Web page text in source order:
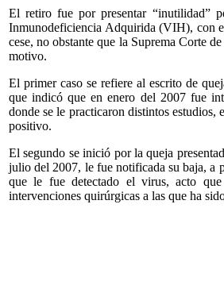
El retiro fue por presentar “inutilidad”
Inmunodeficiencia Adquirida (VIH), con
cese, no obstante que la Suprema Corte
motivo.
El primer caso se refiere al escrito de
que indicó que en enero del 2007 fue
donde se le practicaron distintos
positivo.
El segundo se inició por la queja
julio del 2007, le fue notificada su baja, a
que le fue detectado el virus, acto
intervenciones quirúrgicas a las que ha